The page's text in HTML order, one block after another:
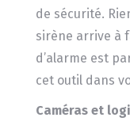
de sécurité.
sirène arrive à
d’alarme est
cet outil dans
Caméras et